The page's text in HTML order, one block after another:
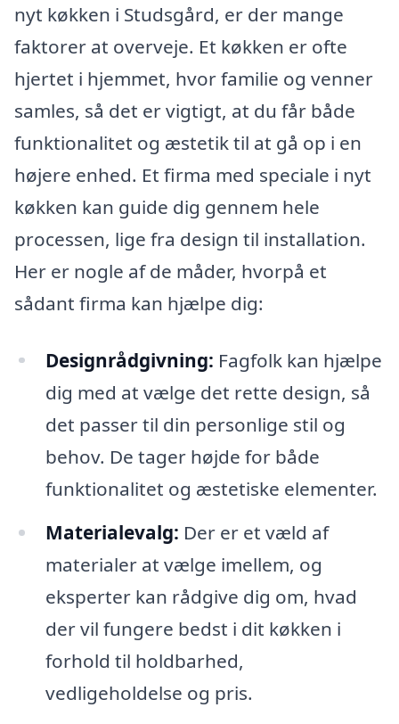
nyt køkken i Studsgård, er der mange
faktorer at overveje. Et køkken er ofte
hjertet i hjemmet, hvor familie og venner
samles, så det er vigtigt, at du får både
funktionalitet og æstetik til at gå op i en
højere enhed. Et firma med speciale i nyt
køkken kan guide dig gennem hele
processen, lige fra design til installation.
Her er nogle af de måder, hvorpå et
sådant firma kan hjælpe dig:
Designrådgivning: Fagfolk kan hjælpe
dig med at vælge det rette design, så
det passer til din personlige stil og
behov. De tager højde for både
funktionalitet og æstetiske elementer.
Materialevalg: Der er et væld af
materialer at vælge imellem, og
eksperter kan rådgive dig om, hvad
der vil fungere bedst i dit køkken i
forhold til holdbarhed,
vedligeholdelse og pris.